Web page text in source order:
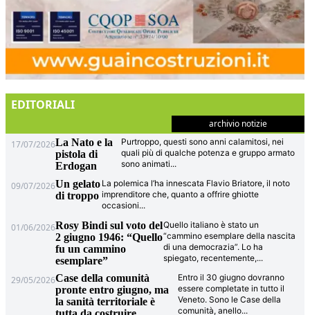
EDITORIALI
archivio notizie
17/07/2026La Nato e la
pistola di
Erdogan
Purtroppo, questi sono anni calamitosi, nei
quali più di qualche potenza e gruppo armato
sono animati...
09/07/2026Un gelato
di troppo
La polemica l’ha innescata Flavio Briatore, il noto
imprenditore che, quanto a offrire ghiotte
occasioni...
01/06/2026Rosy Bindi sul voto del
2 giugno 1946: “Quello
fu un cammino
esemplare”
Quello italiano è stato un
“cammino esemplare della nascita
di una democrazia”. Lo ha
spiegato, recentemente,...
29/05/2026Case della comunità
pronte entro giugno, ma
la sanità territoriale è
Entro il 30 giugno dovranno
essere completate in tutto il
Veneto. Sono le Case della
comunità, anello...